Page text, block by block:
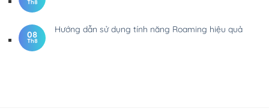
Th8
08
Th8
Hướng dẫn sử dụng tính năng Roaming hiệu quả